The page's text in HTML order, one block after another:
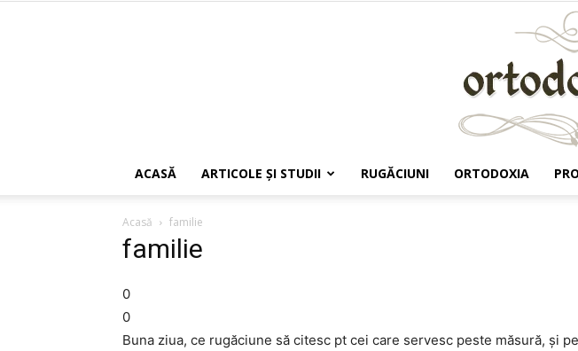
ACASĂ ARTICOLE ŞI STUDII RUGĂCIUNI ORTODOXIA
Acasă familie
familie
0
0
Buna ziua, ce rugăciune să citesc pt cei care servesc peste măsură, și